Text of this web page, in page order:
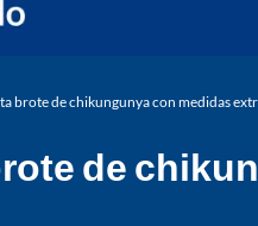
brote de chikungunya con medidas
de